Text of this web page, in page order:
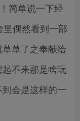
简单说一下经
偶然看到一部
草了之奉献给
不来那是啥玩
会是这样的一